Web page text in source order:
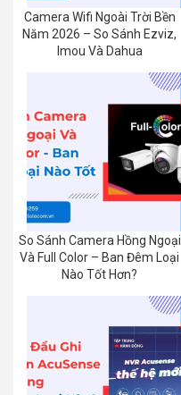
Camera Wifi Ngoài Trời Bền
Năm 2026 – So Sánh Ezviz,
Imou Và Dahua
So Sánh Camera Hồng Ngoại
Và Full Color – Ban Đêm Loại
Nào Tốt Hơn?